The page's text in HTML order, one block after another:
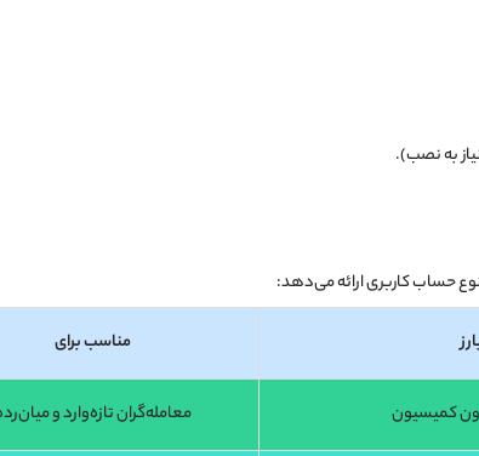
حساب کاربری ارائه می‌دهد:
مناسب برای
کمیسیون معامله‌گران تازه‌وارد و